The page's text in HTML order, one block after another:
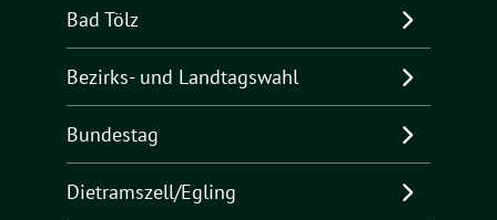
Bad Tölz
Bezirks- und Landtagswahl
Bundestag
Dietramszell/Egling